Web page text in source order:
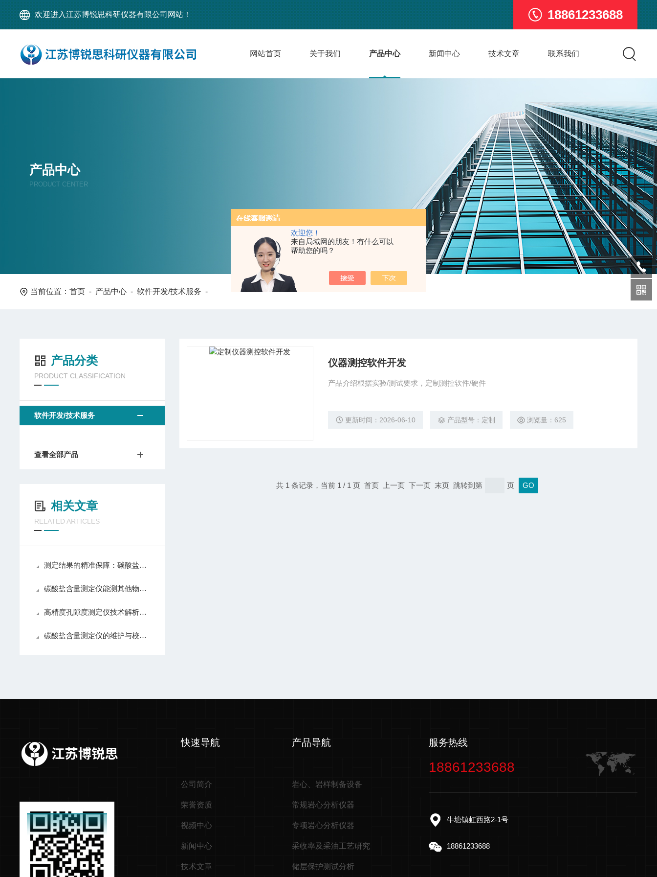
欢迎您！
来自局域网的朋友！有什么可以
帮助您的吗？
欢迎进入江苏博锐思科研仪器有限公司网站！ 18861233688
网站首页 关于我们 产品中心 新闻中心 技术文章 联系我们
产品中心
PRODUCT CENTER
当前位置：首页 - 产品中心 -软件开发/技术服务 -
产品分类
PRODUCT CLASSIFICATION
软件开发/技术服务
查看全部产品
相关文章
RELATED ARTICLES
测定结果的精准保障：碳酸盐含量测定仪的校准方法与误差控制策略
碳酸盐含量测定仪能测其他物质吗？
高精度孔隙度测定仪技术解析：如何有效评估材料的孔隙度与渗透性
碳酸盐含量测定仪的维护与校准指南
仪器测控软件开发
产品介绍根据实验/测试要求，定制测控软件/硬件
更新时间：2026-06-10 产品型号：定制 浏览量：625
共 1 条记录，当前 1 / 1 页 首页 上一页 下一页 末页 跳转到第 页
快速导航
公司简介
荣誉资质
视频中心
新闻中心
技术文章
产品导航
岩心、岩样制备设备
常规岩心分析仪器
专项岩心分析仪器
采收率及采油工艺研究
储层保护测试分析
服务热线
18861233688
牛塘镇虹西路2-1号
18861233688